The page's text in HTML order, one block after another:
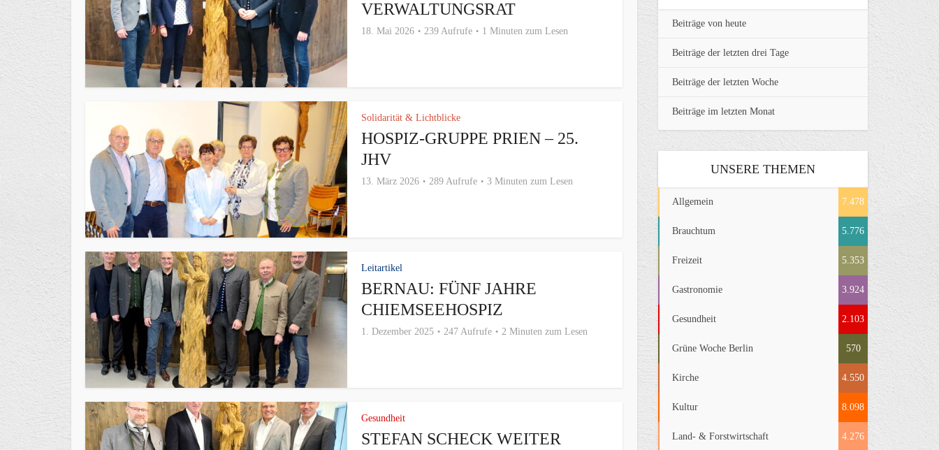
VERWALTUNGSRAT
18. Mai 2026 239 Aufrufe 1 Minuten zum Lesen
Solidarität & Lichtblicke
HOSPIZ-GRUPPE PRIEN – 25.
JHV
13. März 2026 289 Aufrufe 3 Minuten zum Lesen
Leitartikel
BERNAU: FÜNF JAHRE
CHIEMSEEHOSPIZ
1. Dezember 2025 247 Aufrufe 2 Minuten zum Lesen
Gesundheit
STEFAN SCHECK WEITER
Beiträge von heute
Beiträge der letzten drei Tage
Beiträge der letzten Woche
Beiträge im letzten Monat
UNSERE THEMEN
Allgemein 7.478
Brauchtum 5.776
Freizeit 5.353
Gastronomie 3.924
Gesundheit 2.103
Grüne Woche Berlin 570
Kirche 4.550
Kultur 8.098
Land- & Forstwirtschaft 4.276